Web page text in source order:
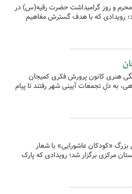
محرم و روز گرامیداشت حضرت رقیه(س) در
رویدادی که با هدف گسترش مفاهیم
هنری کانون پرورش فکری کمیجان
به دلِ تجمعات آیینی شهر رفتند تا پیام
«کودکان عاشورایی» با شعار
مرکزی برگزار شد؛ رویدادی که پارک